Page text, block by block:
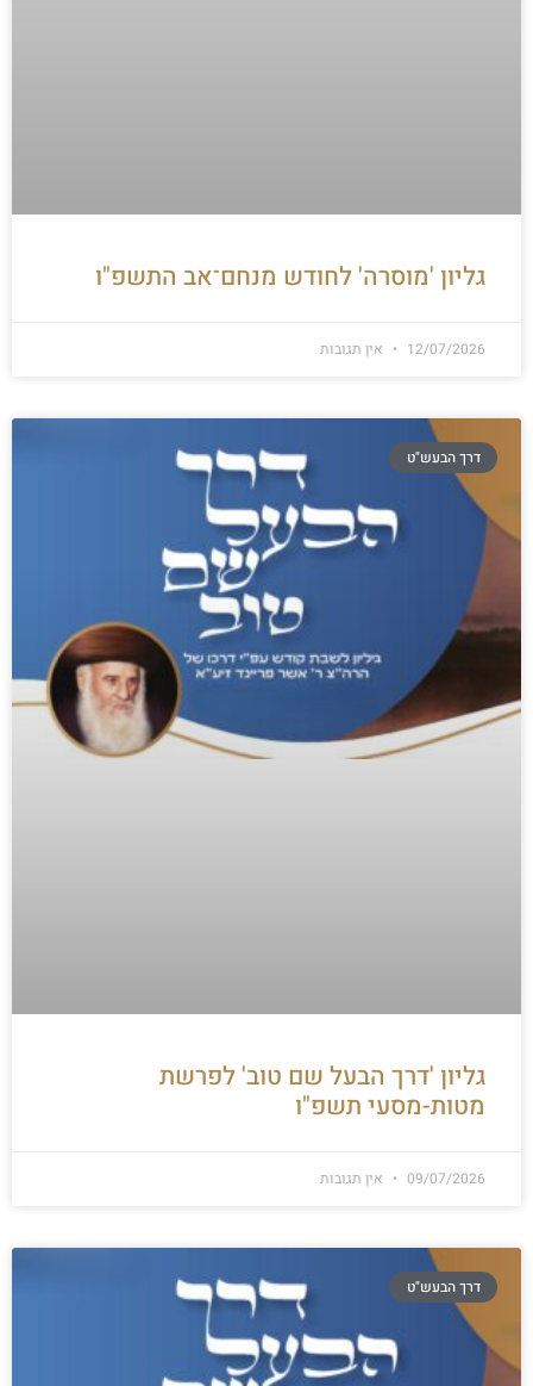
גליון 'מוסרה' לחודש מנחם־אב התשפ"ו
12/07/2026 אין תגובות
דרך הבעש"ט
גליון 'דרך הבעל שם טוב' לפרשת
מטות-מסעי תשפ"ו
09/07/2026 אין תגובות
דרך הבעש"ט